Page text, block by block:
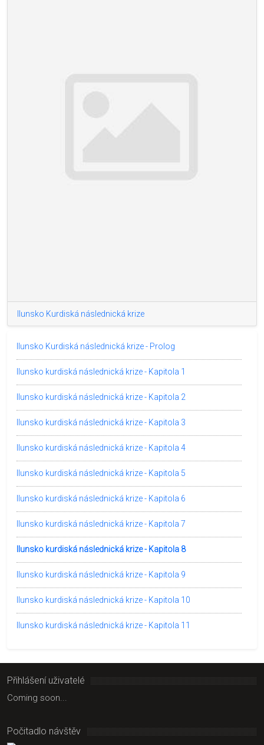
Ilunsko Kurdiská následnická krize
Ilunsko Kurdiská následnická krize - Prolog
Ilunsko kurdiská následnická krize - Kapitola 1
Ilunsko kurdiská následnická krize - Kapitola 2
Ilunsko kurdiská následnická krize - Kapitola 3
Ilunsko kurdiská následnická krize - Kapitola 4
Ilunsko kurdiská následnická krize - Kapitola 5
Ilunsko kurdiská následnická krize - Kapitola 6
Ilunsko kurdiská následnická krize - Kapitola 7
Ilunsko kurdiská následnická krize - Kapitola 8
Ilunsko kurdiská následnická krize - Kapitola 9
Ilunsko kurdiská následnická krize - Kapitola 10
Ilunsko kurdiská následnická krize - Kapitola 11
Přihlášení uživatelé
Coming soon...
Počitadlo návštěv